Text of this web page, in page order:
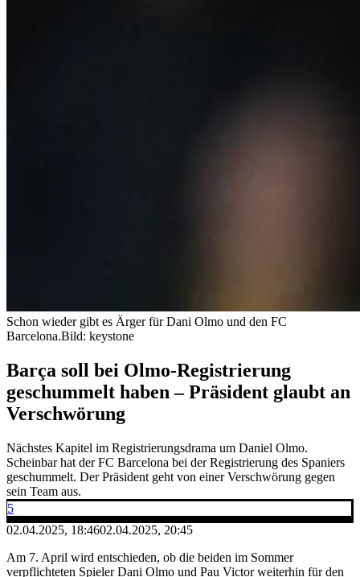
Schon wieder gibt es Ärger für Dani Olmo und den FC
Barcelona.Bild: keystone
Barça soll bei Olmo-Registrierung
geschummelt haben – Präsident glaubt an
Verschwörung
Nächstes Kapitel im Registrierungsdrama um Daniel Olmo.
Scheinbar hat der FC Barcelona bei der Registrierung des Spaniers
geschummelt. Der Präsident geht von einer Verschwörung gegen
sein Team aus.
5
02.04.2025, 18:4602.04.2025, 20:45
Am 7. April wird entschieden, ob die beiden im Sommer
verpflichteten Spieler Dani Olmo und Pau Victor weiterhin für den